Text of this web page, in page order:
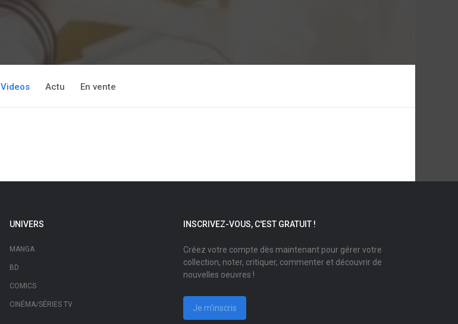
Videos Actu En vente
UNIVERS
MANGA
BD
COMICS
CINÉMA/SÉRIES TV
INSCRIVEZ-VOUS, C'EST GRATUIT !
Créez votre compte dès maintenant pour gérer votre
collection, noter, critiquer, commenter et découvrir de
nouvelles oeuvres !
Je m'inscris